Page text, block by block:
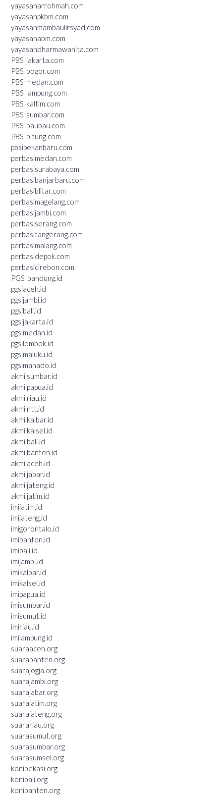
yayasanarrohmah.com
yayasanpkbm.com
yayasanmambaulirsyad.com
yayasanabm.com
yayasandharmawanita.com
PBSIjakarta.com
PBSIbogor.com
PBSImedan.com
PBSIlampung.com
PBSIkaltim.com
PBSIsumbar.com
PBSIbaubau.com
PBSIbitung.com
pbsipekanbaru.com
perbasimedan.com
perbasisurabaya.com
perbasibanjarbaru.com
perbasiblitar.com
perbasimagelang.com
perbasijambi.com
perbasiserang.com
perbasitangerang.com
perbasimalang.com
perbasidepok.com
perbasicirebon.com
PGSIbandung.id
pgsiaceh.id
pgsijambi.id
pgsibali.id
pgsijakarta.id
pgsimedan.id
pgsilombok.id
pgsimaluku.id
pgsimanado.id
akmilsumbar.id
akmilpapua.id
akmilriau.id
akmilntt.id
akmilkalbar.id
akmilkalsel.id
akmilbali.id
akmilbanten.id
akmilaceh.id
akmiljabar.id
akmiljateng.id
akmiljatim.id
imijatim.id
imijateng.id
imigorontalo.id
imibanten.id
imibali.id
imijambi.id
imikalbar.id
imikalsel.id
imipapua.id
imisumbar.id
imisumut.id
imiriau.id
imilampung.id
suaraaceh.org
suarabanten.org
suarajogja.org
suarajambi.org
suarajabar.org
suarajatim.org
suarajateng.org
suarariau.org
suarasumut.org
suarasumbar.org
suarasumsel.org
konibekasi.org
konibali.org
konibanten.org